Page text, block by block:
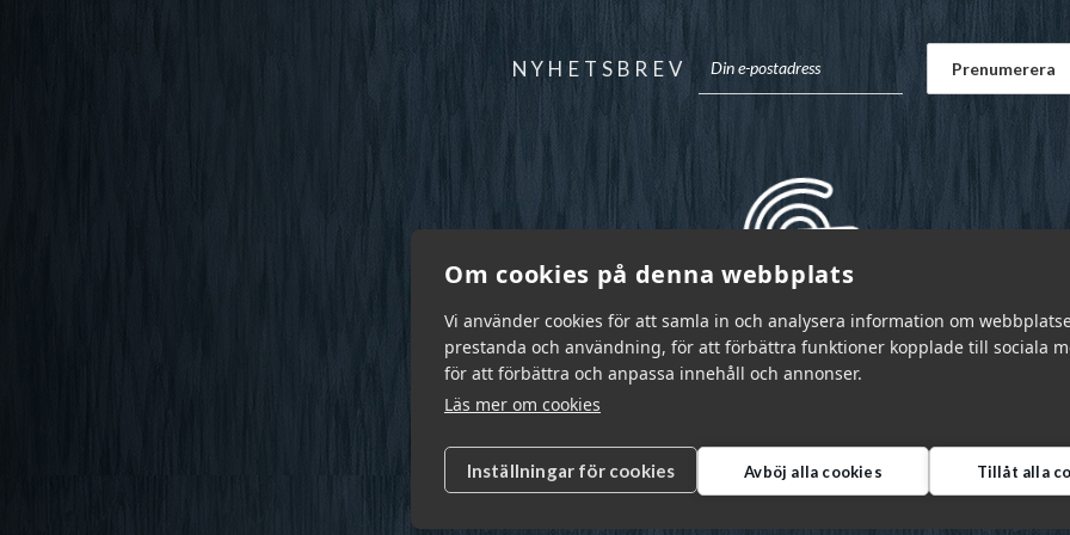
Om cookies på denna webbplats
Vi använder cookies för att samla in och analysera information om
prestanda och användning, för att förbättra funktioner kopplade till sociala
för att förbättra och anpassa innehåll och annonser.
Läs mer om cookies
Inställningar för cookies Avböj alla cookies Tillåt alla
NYHETSBREV
Garnr Sverige AB © 2026 | info@garnr.se 031 - 92